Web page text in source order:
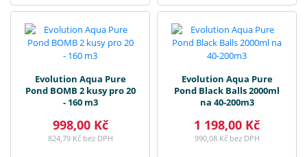
Evolution Aqua Pure
Pond BOMB 2 kusy pro 20
- 160 m3
998,00 Kč
824,79 Kč bez DPH
Evolution Aqua Pure
Pond Black Balls 2000ml
na 40-200m3
1 198,00 Kč
990,08 Kč bez DPH